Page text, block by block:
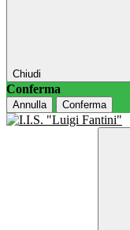
Chiudi
Conferma
Annulla Conferma